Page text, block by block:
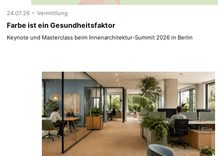
24.07.26 - Vermittlung
Farbe ist ein Gesundheitsfaktor
Keynote und Masterclass beim Innenarchitektur-Summit 2026 in Berlin